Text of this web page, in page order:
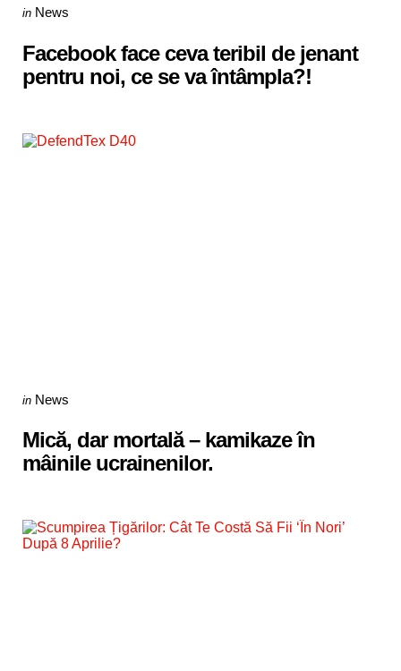
Categories
Posted
in News
Facebook face ceva teribil de jenant
pentru noi, ce se va întâmpla?!
Categories
Posted
in News
Mică, dar mortală – kamikaze în
mâinile ucrainenilor.